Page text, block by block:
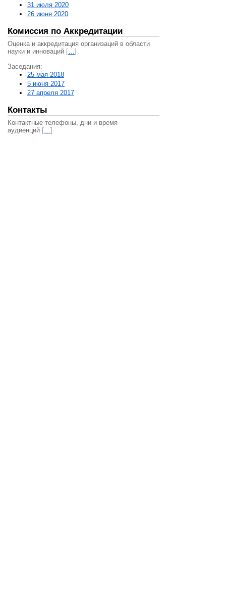
31 июля 2020
26 июня 2020
Комиссия по Аккредитации
Оценка и аккредитация организаций в области
науки и инноваций […]
Заседания:
25 мая 2018
5 июня 2017
27 апреля 2017
Контакты
Контактные телефоны, дни и время
аудиенций […]